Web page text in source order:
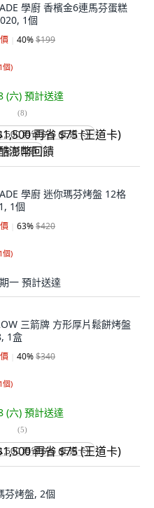
學廚 香檳金6連馬芬蛋糕
1個
40%$199
個)
(六) 預計送達
(8)
再省 $75 (王道卡)
澎幣回饋
學廚 迷你瑪芬烤盤 12格
1個
63%$420
個)
一 預計送達
三箭牌 方形厚片鬆餅烤盤
1盒
40%$340
個)
(六) 預計送達
(5)
再省 $75 (王道卡)
芬烤盤, 2個